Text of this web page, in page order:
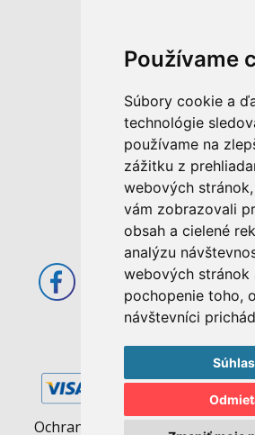
Používame
Súbory cookie a
technológie
používame na
zážitku z
webových
vám zobrazovali
obsah a cielené
analýzu
webových stránok
pochopenie toho,
návštevníci
M. Rázusa 4795/
955 01
Slovenská
E-mail:
Tel: +421 38 53 62
Otváracie
Po - Pia: 08:00 -
Ochrana osobných údajov |